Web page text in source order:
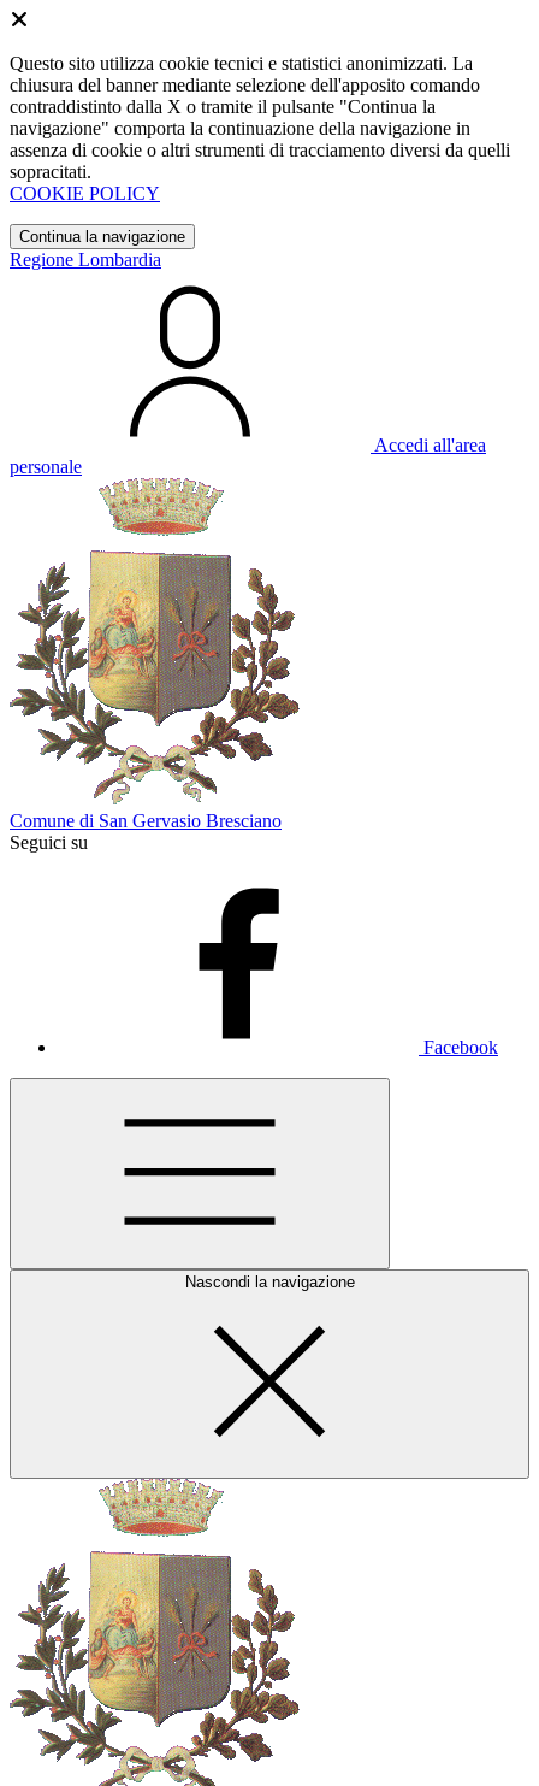
Questo sito utilizza cookie tecnici e statistici anonimizzati. La
chiusura del banner mediante selezione dell'apposito comando
contraddistinto dalla X o tramite il pulsante "Continua la
navigazione" comporta la continuazione della navigazione in
assenza di cookie o altri strumenti di tracciamento diversi da quelli
sopracitati.
COOKIE POLICY
Continua la navigazione
Regione Lombardia
Accedi all'area
personale
Comune di San Gervasio Bresciano
Seguici su
Facebook
Nascondi la navigazione